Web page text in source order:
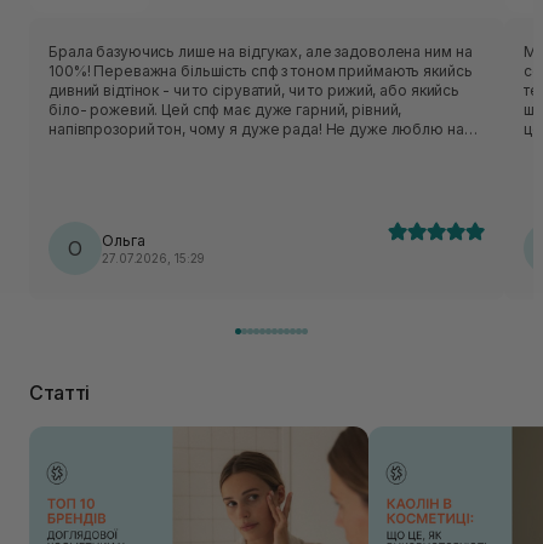
Брала базуючись лише на відгуках, але задоволена ним на
100%! Переважна більшість спф з тоном приймають якийсь
дивний відтінок - чи то сіруватий, чи то рижий, або якийсь
біло- рожевий. Цей спф має дуже гарний, рівний,
напівпрозорий тон, чому я дуже рада! Не дуже люблю на
О Ольга
27.07.2026, 15:29
Статті